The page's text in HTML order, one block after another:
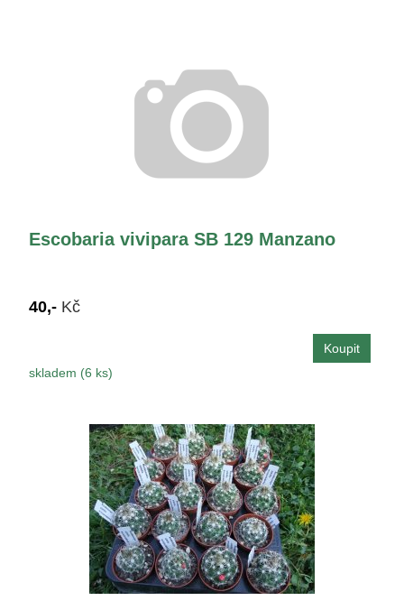
Escobaria vivipara SB 129 Manzano
40,- Kč
skladem (6 ks)